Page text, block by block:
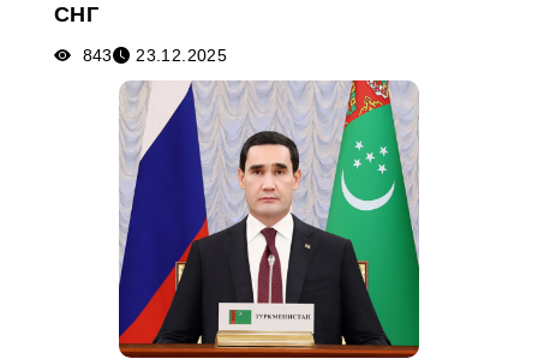
СНГ
843 23.12.2025